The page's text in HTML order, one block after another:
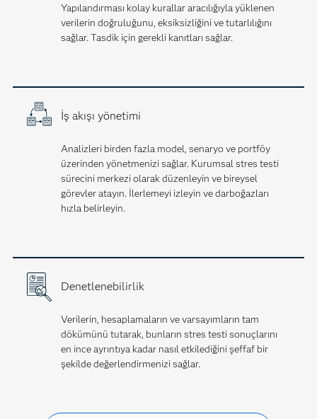
Yapılandırması kolay kurallar aracılığıyla yüklenen
verilerin doğruluğunu, eksiksizliğini ve tutarlılığını
sağlar. Tasdik için gerekli kanıtları sağlar.
İş akışı yönetimi
Analizleri birden fazla model, senaryo ve portföy
üzerinden yönetmenizi sağlar. Kurumsal stres testi
sürecini merkezi olarak düzenleyin ve bireysel
görevler atayın. İlerlemeyi izleyin ve darboğazları
hızla belirleyin.
Denetlenebilirlik
Verilerin, hesaplamaların ve varsayımların tam
dökümünü tutarak, bunların stres testi sonuçlarını
en ince ayrıntıya kadar nasıl etkilediğini şeffaf bir
şekilde değerlendirmenizi sağlar.